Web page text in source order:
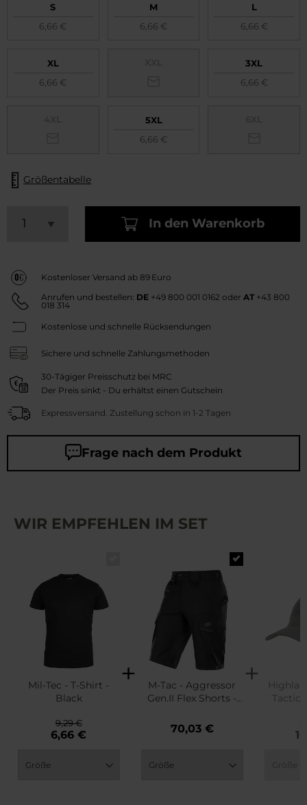
S
6,66 €
M
6,66 €
L
6,66 €
XL
6,66 €
3XL
6,66 €
5XL
6,66 €
Größentabelle
In den Warenkorb
Kostenloser Versand ab 89 Euro
Anrufen und bestellen: DE +49 800 001 0162 oder AT +43 800
018 314
Kostenlose und schnelle Rücksendungen
Sichere und schnelle Zahlungsmethoden
30-Tägiger Preisschutz bei MRC
Der Preis sinkt - Du erhältst einen Gutschein
Expressversand. Zustellung schon in 1-2 Tagen
Frage nach dem Produkt
WIR EMPFEHLEN IM SET
Mil-Tec - T-Shirt -
Black
6,66 €
9,29 €
M-Tac - Aggressor
Gen.II Flex Shorts -
70,03 €